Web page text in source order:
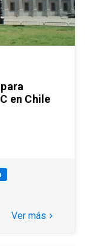
en Chile
Ver más keyboard_arrow_right